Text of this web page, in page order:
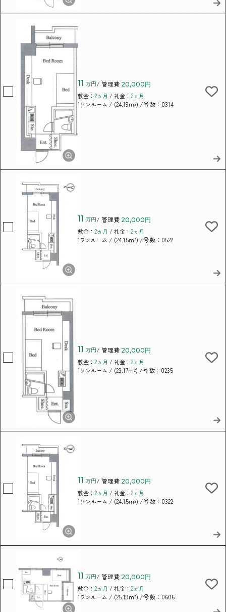
11 万円/ 管理費 20,000円
敷金：2ヵ月 / 礼金：2ヵ月
1ワンルーム / (24.19m²) /号数：0314
11 万円/ 管理費 20,000円
敷金：2ヵ月 / 礼金：2ヵ月
1ワンルーム / (24.15m²) /号数：0522
11 万円/ 管理費 20,000円
敷金：2ヵ月 / 礼金：2ヵ月
1ワンルーム / (23.17m²) /号数：0235
11 万円/ 管理費 20,000円
敷金：2ヵ月 / 礼金：2ヵ月
1ワンルーム / (24.15m²) /号数：0322
11 万円/ 管理費 20,000円
敷金：2ヵ月 / 礼金：2ヵ月
1ワンルーム / (25.19m²) /号数：0606